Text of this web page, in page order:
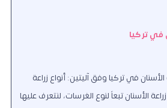
في تركيا
في تركيا وفق آليتين: أنواع زراعة
الأسنان تبعاً لنوع الغرسات، لنتعرف عليها